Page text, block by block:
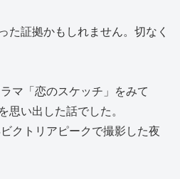
た証拠かもしれません。切なく
マ「恋のスケッチ」をみて
い出した話でした。
クトリアピークで撮影した夜